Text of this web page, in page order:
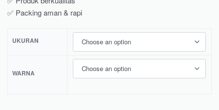
✅ Packing aman & rapi
UKURAN
WARNA